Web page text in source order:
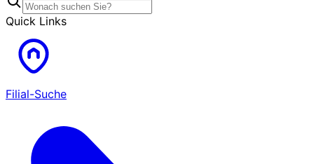
Quick Links
Filial-Suche